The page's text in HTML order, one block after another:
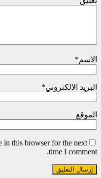
الاسم*
البريد الالكتروني*
الموقع
in this browser for the next
time I comment.